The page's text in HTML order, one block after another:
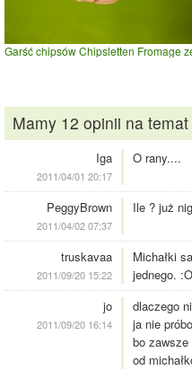
Garść chipsów Chipsletten Fromage
Mamy 12 opinii na
Iga
2011/04/01 20:17
O rany....
PeggyBrown
2011/04/02 07:37
Ile ? już
truskavaa
2011/09/20 15:22
Michałki
jednego. :O
jo
2011/09/20 16:14
dlaczego
ja nie
bo zawsze
od